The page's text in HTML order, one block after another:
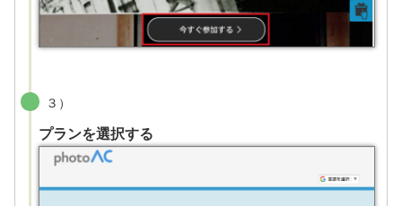
３）
プランを選択する